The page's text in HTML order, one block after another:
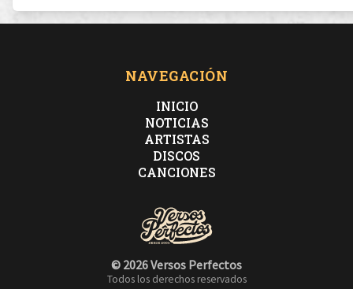
NAVEGACIÓN
INICIO
NOTICIAS
ARTISTAS
DISCOS
CANCIONES
© 2026 Versos Perfectos
Todos los derechos reservados